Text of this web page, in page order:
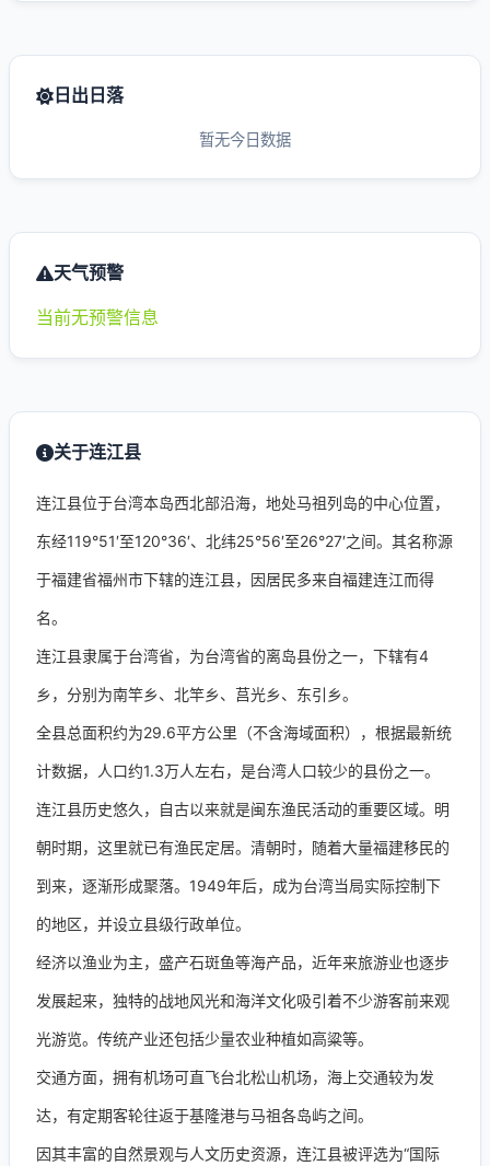
日出日落
暂无今日数据
天气预警
当前无预警信息
关于连江县
连江县位于台湾本岛西北部沿海，地处马祖列岛的中心位置，
东经119°51′至120°36′、北纬25°56′至26°27′之间。其名称源
于福建省福州市下辖的连江县，因居民多来自福建连江而得
名。
连江县隶属于台湾省，为台湾省的离岛县份之一，下辖有4
乡，分别为南竿乡、北竿乡、莒光乡、东引乡。
全县总面积约为29.6平方公里（不含海域面积），根据最新统
计数据，人口约1.3万人左右，是台湾人口较少的县份之一。
连江县历史悠久，自古以来就是闽东渔民活动的重要区域。明
朝时期，这里就已有渔民定居。清朝时，随着大量福建移民的
到来，逐渐形成聚落。1949年后，成为台湾当局实际控制下
的地区，并设立县级行政单位。
经济以渔业为主，盛产石斑鱼等海产品，近年来旅游业也逐步
发展起来，独特的战地风光和海洋文化吸引着不少游客前来观
光游览。传统产业还包括少量农业种植如高粱等。
交通方面，拥有机场可直飞台北松山机场，海上交通较为发
达，有定期客轮往返于基隆港与马祖各岛屿之间。
因其丰富的自然景观与人文历史资源，连江县被评选为“国际